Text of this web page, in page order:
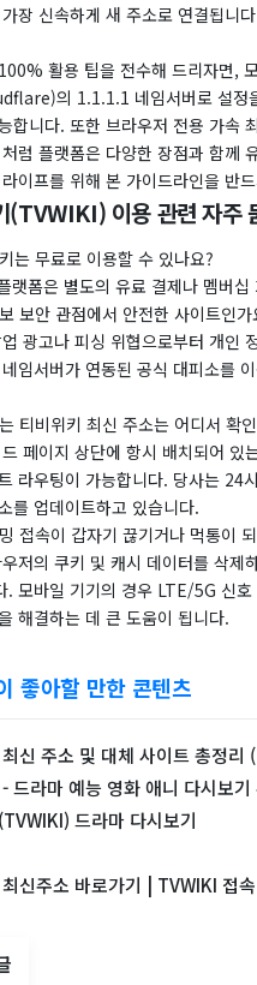
장 신속하게 새 주소로 연결됩니
활용 팁을 전수해 드리자면,
의 1.1.1.1 네임서버로 설정
합니다. 또한 브라우저 전용 가속
럼 플랫폼은 다양한 장점과 함께
이프를 위해 본 가이드라인을 반
(TVWIKI) 이용 관련 자주
는 무료로 이용할 수 있나요?
랫폼은 별도의 유료 결제나 멤버
보안 관점에서 안전한 사이트인가
광고나 피싱 위협으로부터 개인
임서버가 연동된 공식 대피소를
티비위키 최신 주소는 어디서 확
페이지 상단에 항시 배치되어
라우팅이 가능합니다. 당사는 24
를 업데이트하고 있습니다.
접속이 갑자기 끊기거나 먹통이
저의 쿠키 및 캐시 데이터를 삭제
. 모바일 기기의 경우 LTE/5G 신
해결하는 데 큰 도움이 됩니다.
좋아할 만한 콘텐츠
신 주소 및 대체 사이트 총정리
드라마 예능 영화 애니 다시보
드라마 다시보기
신주소 바로가기 | TVWIKI 접